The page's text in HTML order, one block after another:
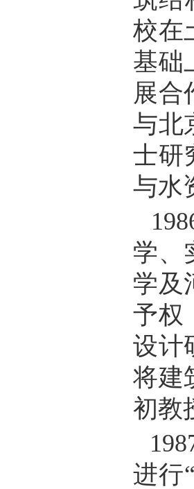
校在
基础
展合
与北
士研
与水
学、
学及
予权
设计
将建
初教
进行